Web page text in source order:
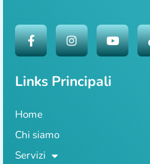
Links Principali
Home
Chi siamo
Servizi